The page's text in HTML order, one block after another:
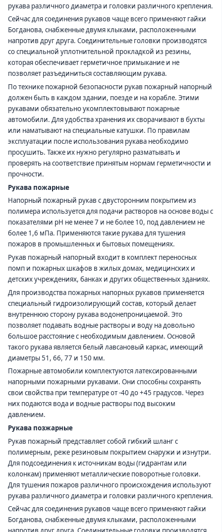
рукава различного диаметра и головки различного крепления.
Сейчас для соединения рукавов чаще всего применяют гайки
Богданова, снабженные двумя клыками, расположенными
напротив друг друга. Соединительные головки производятся
со специальной уплотнительной прокладкой из резины,
которая обеспечивает герметичное примыкание и не
позволяет разъединиться составляющим рукава.
По технике пожарной безопасности рукав пожарный напорный
должен быть в каждом здании, поезде и на корабле. Этими
рукавами обязательно укомплектовывают пожарные
автомобили. Для удобства хранения их сворачивают в бухты
или наматывают на специальные катушки. По правилам
эксплуатации после использования рукава необходимо
просушить. Также их нужно регулярно разматывать и
проверять на соответствие принятым нормам герметичности и
прочности.
Рукава пожарные
Напорный пожарный рукав с двусторонним покрытием из
полимера используется для подачи растворов на основе воды с
показателями рН не менее 7 и не более 10, под давлением не
более 1,6 мПа. Применяются такие рукава для тушения
пожаров в промышленных и бытовых помещениях.
Рукав пожарный напорный входит в комплект переносных
помп и пожарных шкафов в жилых домах, медицинских и
детских учреждениях, банках и других общественных зданиях.
Для производства пожарных напорных рукавов применяется
специальный гидроизолирующий состав, который делает
внутреннюю сторону рукава водонепроницаемой. Это
позволяет подавать водные растворы и воду на довольно
большое расстояние с необходимым давлением. Основой
такого рукава является белый лавсановый каркас, имеющий
диаметры 51, 66, 77 и 150 мм.
Пожарные автомобили комплектуются латексированными
напорными пожарными рукавами. Они способны сохранять
свои свойства при температуре от -40 до +45 градусов. Через
них подаются вода и водные растворы под высоким
давлением.
Рукава позжарные
Рукав пожарный представляет собой гибкий шланг с
полимерным, реже резиновым покрытием снаружи и изнутри.
Для подсоединения к источникам воды (гидрантам или
колонкам) применяют металлические поворотные головки.
Для тушения пожаров различного происхождения используют
рукава различного диаметра и головки различного крепления.
Сейчас для соединения рукавов чаще всего применяют гайки
Богданова, снабженные двумя клыками, расположенными